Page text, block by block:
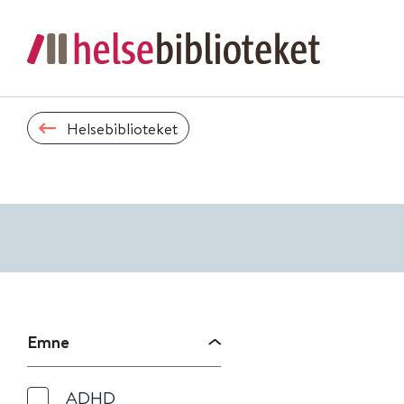
Helsebiblioteket
Emne
ADHD